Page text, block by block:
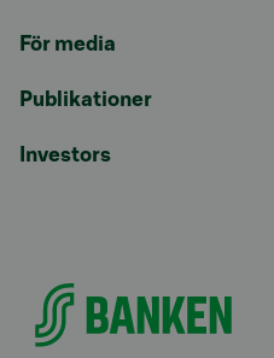
För media
Publikationer
Investors